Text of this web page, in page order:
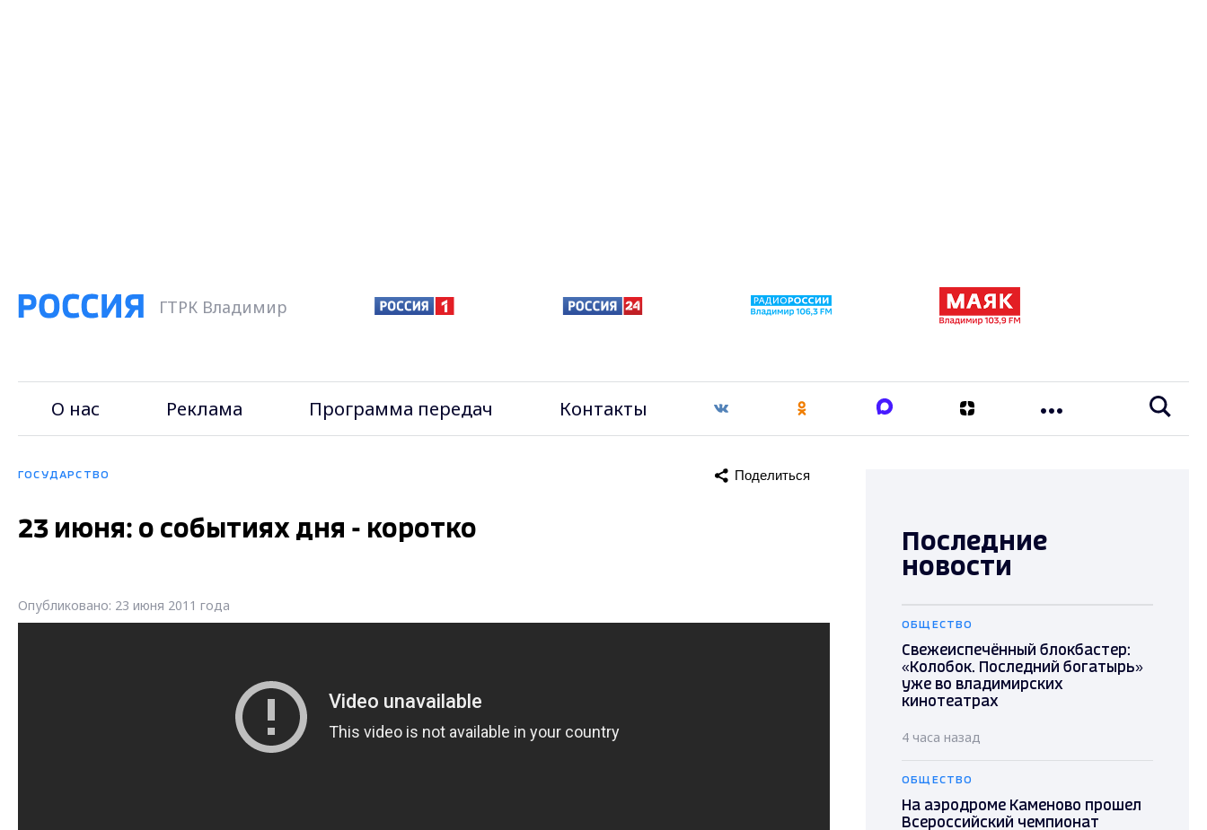
ГТРК Владимир
О нас Реклама Программа передач Контакты
ГОСУДАРСТВО Поделиться
23 июня: о событиях дня - коротко
Опубликовано: 23 июня 2011 года
Последние
новости
ОБЩЕСТВО
Свежеиспечённый блокбастер:
«Колобок. Последний богатырь»
уже во владимирских
кинотеатрах
4 часа назад
ОБЩЕСТВО
На аэродроме Каменово прошел
Всероссийский чемпионат